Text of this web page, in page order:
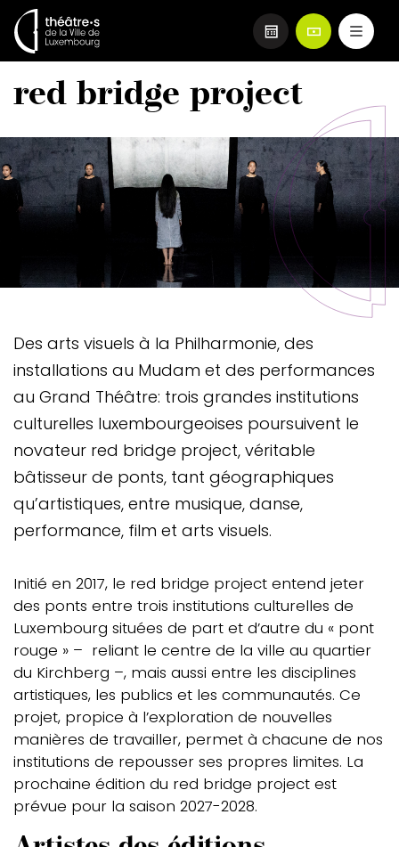
au
principal
red bridge project
Image
header
Image
Teaser
Des arts visuels à la Philharmonie, des
installations au Mudam et des performances
au Grand Théâtre: trois grandes institutions
culturelles luxembourgeoises poursuivent le
novateur red bridge project, véritable
bâtisseur de ponts, tant géographiques
qu’artistiques, entre musique, danse,
performance, film et arts visuels.
Corps
Initié en 2017, le red bridge project entend jeter
des ponts entre trois institutions culturelles de
Luxembourg situées de part et d’autre du « pont
rouge » – reliant le centre de la ville au quartier
du Kirchberg –, mais aussi entre les disciplines
artistiques, les publics et les communautés. Ce
projet, propice à l’exploration de nouvelles
manières de travailler, permet à chacune de nos
institutions de repousser ses propres limites. La
prochaine édition du red bridge project est
prévue pour la saison 2027-2028.